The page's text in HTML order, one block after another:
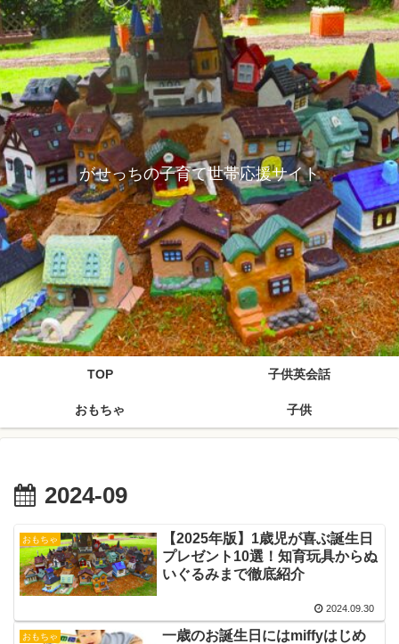
がせっちの子育て世帯応援サイト
TOP 子供英会話
おもちゃ 子供
2024-09
おもちゃ
【2025年版】1歳児が喜ぶ誕生日
プレゼント10選！知育玩具からぬ
いぐるみまで徹底紹介
2024.09.30
おもちゃ
一歳のお誕生日にはmiffyはじめ